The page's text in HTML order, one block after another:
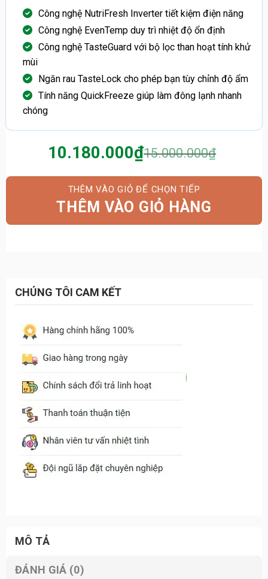
Công nghệ NutriFresh Inverter tiết kiệm điện năng
Công nghệ EvenTemp duy trì nhiệt độ ổn định
Công nghệ TasteGuard với bộ lọc than hoạt tính khử
mùi
Ngăn rau TasteLock cho phép bạn tùy chỉnh độ ẩm
Tính năng QuickFreeze giúp làm đông lạnh nhanh
chóng
15.000.000₫
Giá
gốc
là:
15.000.000₫.
10.180.000₫
Giá
hiện
tại
là:
10.180.000₫.
THÊM VÀO GIỎ HÀNG
CHÚNG TÔI CAM KẾT
MÔ TẢ
ĐÁNH GIÁ (0)